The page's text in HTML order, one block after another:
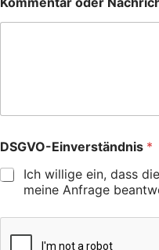
DSGVO-Einverständnis *
Ich willige ein, dass
meine Anfrage